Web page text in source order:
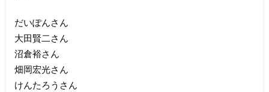
だいぽんさん
大田賢二さん
沼倉裕さん
畑岡宏光さん
けんたろうさん